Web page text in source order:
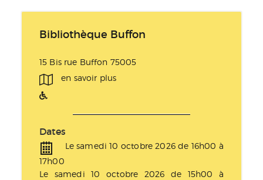
Bibliothèque Buffon
15 Bis rue Buffon 75005
en savoir plus
Dates
Le samedi 10 octobre 2026 de 16h00 à
17h00
Le samedi 10 octobre 2026 de 15h00 à